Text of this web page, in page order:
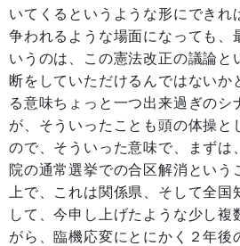
いてくるというような形にできれ
争われるような場面になっても、
いうのは、この憲法改正の議論と
断をしていただけるんではないか
る意味ちょっと一つ出来過ぎのシ
が、そういったことも頭の体操と
ので、そういった意味で、まずは
院の通常選挙での合区解消という
上で、これは関係県、そして全
して、今申し上げたような少し複
がら、臨機応変にとにかく２年後